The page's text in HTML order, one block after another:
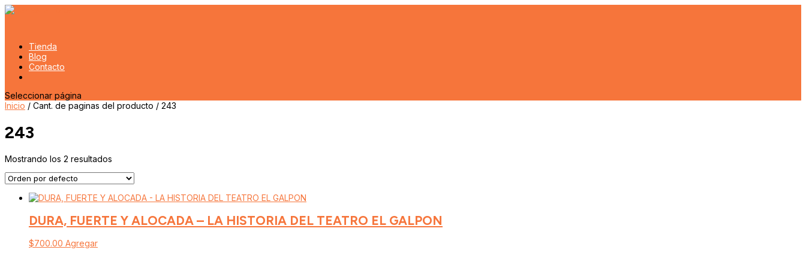
Tienda
Blog
Contacto
Seleccionar página
Inicio / Cant. de paginas del producto / 243
243
Mostrando los 2 resultados
DURA, FUERTE Y ALOCADA – LA HISTORIA DEL TEATRO EL GALPON
$700.00 Agregar